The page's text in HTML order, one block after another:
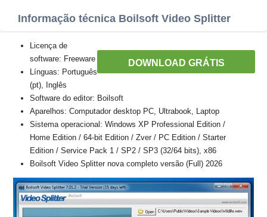
Informação técnica Boilsoft Video Splitter
DOWNLOAD GRÁTIS
Licença de
software: Freeware
Línguas: Português
(pt), Inglês
Software do editor: Boilsoft
Aparelhos: Computador desktop PC, Ultrabook, Laptop
Sistema operacional: Windows XP Professional Edition /
Home Edition / 64-bit Edition / Zver / PC Edition / Starter
Edition / Service Pack 1 / SP2 / SP3 (32/64 bits), x86
Boilsoft Video Splitter nova completo versão (Full) 2026